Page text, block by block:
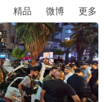
精品 微博 更多